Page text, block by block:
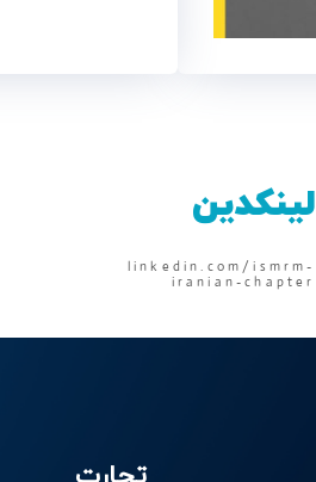
لینکدین
linkedin.com/ismrm-
iranian-chapter